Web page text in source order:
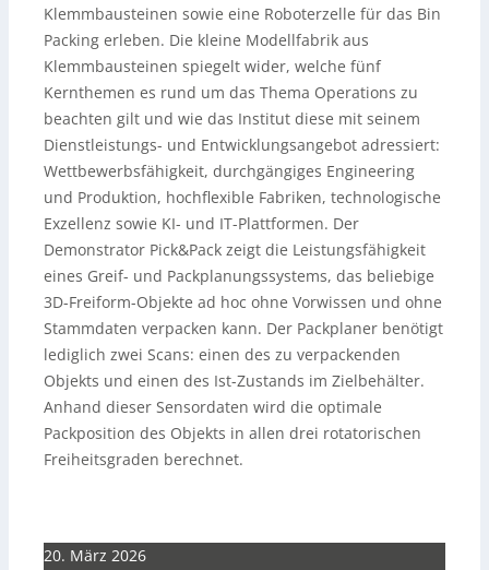
Klemmbausteinen sowie eine Roboterzelle für das Bin
Packing erleben. Die kleine Modellfabrik aus
Klemmbausteinen spiegelt wider, welche fünf
Kernthemen es rund um das Thema Operations zu
beachten gilt und wie das Institut diese mit seinem
Dienstleistungs- und Entwicklungsangebot adressiert:
Wettbewerbsfähigkeit, durchgängiges Engineering
und Produktion, hochflexible Fabriken, technologische
Exzellenz sowie KI- und IT-Plattformen. Der
Demonstrator Pick&Pack zeigt die Leistungsfähigkeit
eines Greif- und Packplanungssystems, das beliebige
3D-Freiform-Objekte ad hoc ohne Vorwissen und ohne
Stammdaten verpacken kann. Der Packplaner benötigt
lediglich zwei Scans: einen des zu verpackenden
Objekts und einen des Ist-Zustands im Zielbehälter.
Anhand dieser Sensordaten wird die optimale
Packposition des Objekts in allen drei rotatorischen
Freiheitsgraden berechnet.
20. März 2026